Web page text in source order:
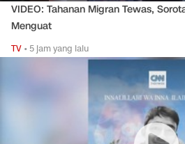
VIDEO: Tahanan Migran Tewas,
Menguat
TV • 5 jam yang lalu